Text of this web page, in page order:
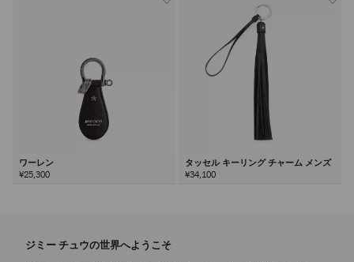
ワーレン
¥25,300
タッセル キーリング チャーム メンズ
¥34,100
ジミー チュウの世界へようこそ